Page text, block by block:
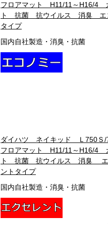
フロアマット H11/11～H16/4
ト 抗菌 抗ウイルス 消臭 エ
タイプ
国内自社製造・消臭・抗菌
ダイハツ ネイキッド Ｌ750Ｓ
フロアマット H11/11～H16/4
ト 抗菌 抗ウイルス 消臭 エ
ントタイプ
国内自社製造・消臭・抗菌